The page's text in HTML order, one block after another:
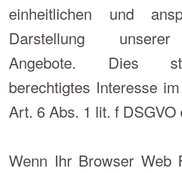
einheitlichen und
Darstellung
Angebote. Dies
berechtigtes Interesse
Art. 6 Abs. 1 lit. f DSGVO
Wenn Ihr Browser Web